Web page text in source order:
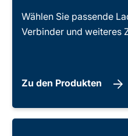
Wählen Sie passende
Verbinder und weiteres
Zu den Produkten